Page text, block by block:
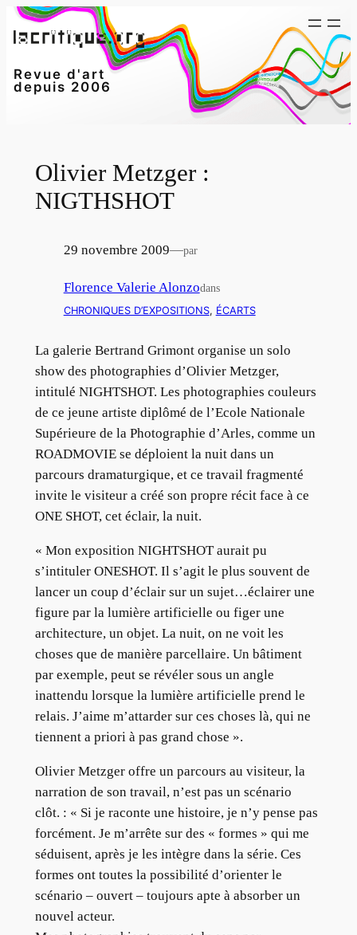
Aller
au
Revue d'art
depuis 2006
Olivier Metzger :
NIGTHSHOT
29 novembre 2009—par
Florence Valerie Alonzodans
CHRONIQUES D’EXPOSITIONS, ÉCARTS
La galerie Bertrand Grimont organise un solo
show des photographies d’Olivier Metzger,
intitulé NIGHTSHOT. Les photographies couleurs
de ce jeune artiste diplômé de l’Ecole Nationale
Supérieure de la Photographie d’Arles, comme un
ROADMOVIE se déploient la nuit dans un
parcours dramaturgique, et ce travail fragmenté
invite le visiteur a créé son propre récit face à ce
ONE SHOT, cet éclair, la nuit.
« Mon exposition NIGHTSHOT aurait pu
s’intituler ONESHOT. Il s’agit le plus souvent de
lancer un coup d’éclair sur un sujet…éclairer une
figure par la lumière artificielle ou figer une
architecture, un objet. La nuit, on ne voit les
choses que de manière parcellaire. Un bâtiment
par exemple, peut se révéler sous un angle
inattendu lorsque la lumière artificielle prend le
relais. J’aime m’attarder sur ces choses là, qui ne
tiennent a priori à pas grand chose ».
Olivier Metzger offre un parcours au visiteur, la
narration de son travail, n’est pas un scénario
clôt. : « Si je raconte une histoire, je n’y pense pas
forcément. Je m’arrête sur des « formes » qui me
séduisent, après je les intègre dans la série. Ces
formes ont toutes la possibilité d’orienter le
scénario – ouvert – toujours apte à absorber un
nouvel acteur.